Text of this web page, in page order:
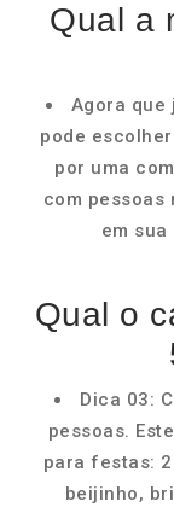
Qual a
Agora que
pode
por uma
com pessoas
em
Qual o
Dica 03:
pessoas.
para festas:
beijinho,